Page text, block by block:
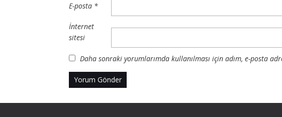
E-posta *
İnternet
sitesi
Daha sonraki yorumlarımda kullanılması için adım, e-posta